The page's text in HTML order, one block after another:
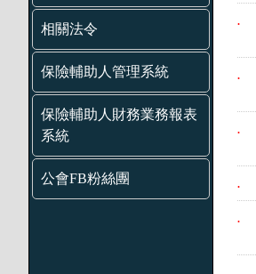
相關法令
保險輔助人管理系統
保險輔助人財務業務報表
系統
公會FB粉絲團
.
.
.
.
.